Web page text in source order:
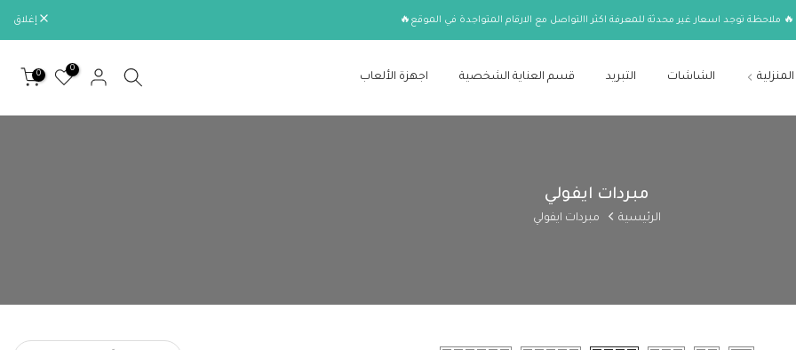
🔥 ملاحظة توجد اسعار غير محدثة للمعرفة اكثر االتواصل مع الارقام المتواجدة في الموقع🔥 إغلاق
الشاشات التبريد قسم العناية الشخصية اجهزة الألعاب
0
0
مبردات ايفولي
الرئيسية مبردات ايفولي